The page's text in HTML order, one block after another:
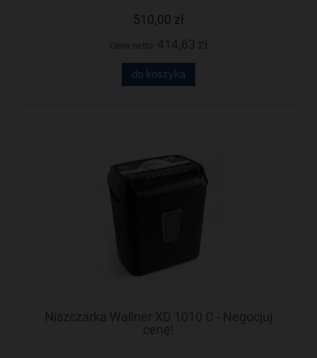
510,00 zł
do koszyka
Niszczarka Wallner XD 1010 C - Negocjuj
cenę!